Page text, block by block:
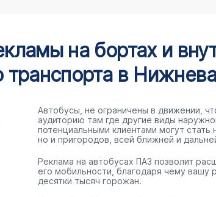
на бортах и
транспорта в
Автобусы, не ограничены в движении,
аудиторию там где другие виды
потенциальными клиентами могут стать
но и пригородов, всей ближней и
Реклама на автобусах ПАЗ позволит
его мобильности, благодаря чему вашу
десятки тысяч горожан.